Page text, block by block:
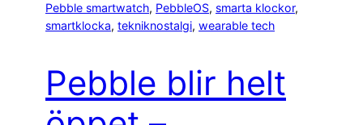
Pebble smartwatch, PebbleOS, smarta klockor
smartklocka, tekniknostalgi, wearable tech
Pebble blir helt